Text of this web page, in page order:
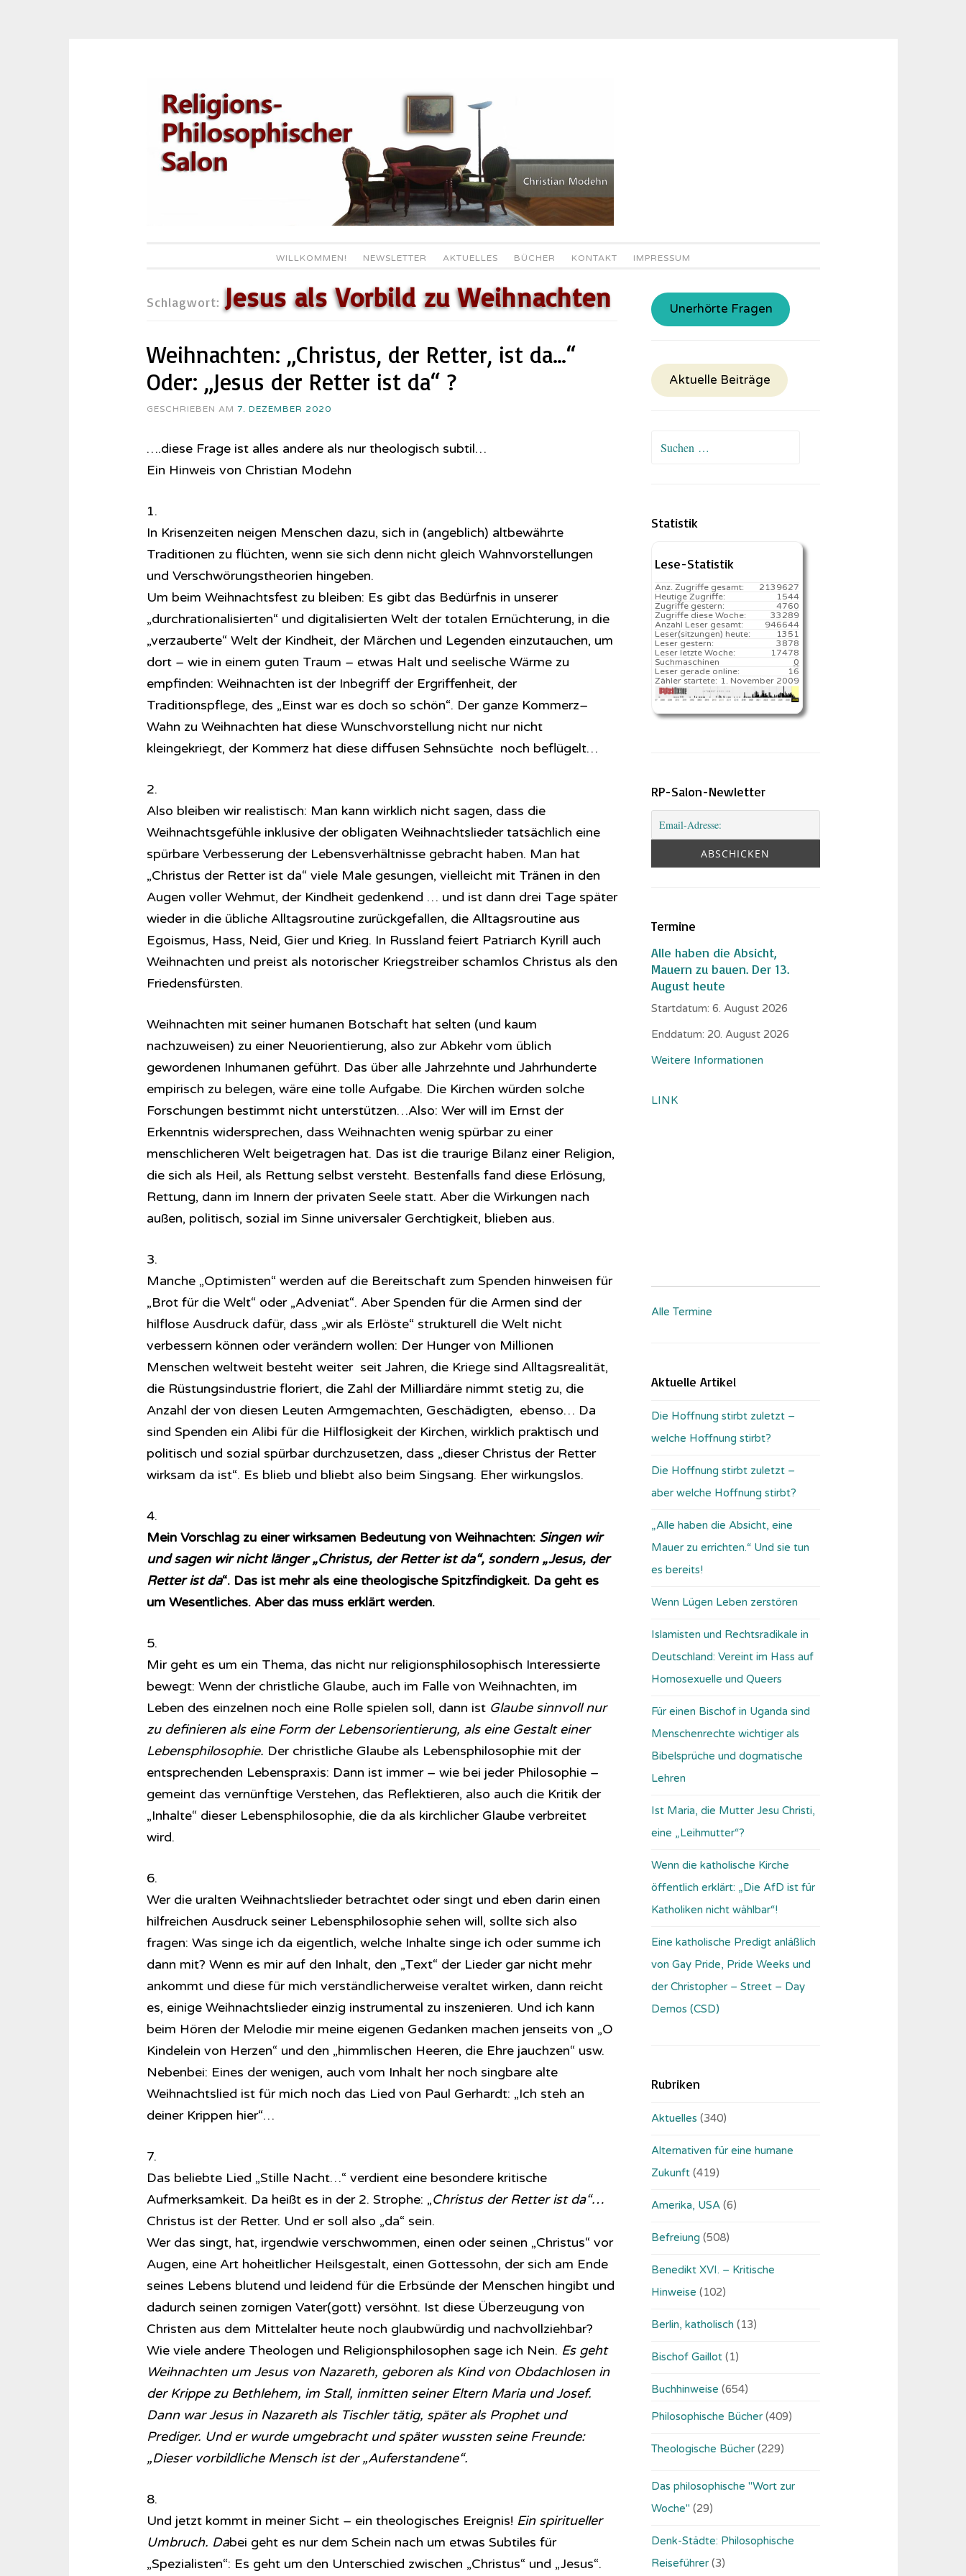
Inhalt
springen
WILLKOMMEN! NEWSLETTER AKTUELLES BÜCHER KONTAKT IMPRESSUM
Schlagwort: Jesus als Vorbild zu Weihnachten
Weihnachten: „Christus, der Retter, ist da…“
Oder: „Jesus der Retter ist da“ ?
GESCHRIEBEN AM 7. DEZEMBER 2020
….diese Frage ist alles andere als nur theologisch subtil…
Ein Hinweis von Christian Modehn
1.
In Krisenzeiten neigen Menschen dazu, sich in (angeblich) altbewährte
Traditionen zu flüchten, wenn sie sich denn nicht gleich Wahnvorstellungen
und Verschwörungstheorien hingeben.
Um beim Weihnachtsfest zu bleiben: Es gibt das Bedürfnis in unserer
„durchrationalisierten“ und digitalisierten Welt der totalen Ernüchterung, in die
„verzauberte“ Welt der Kindheit, der Märchen und Legenden einzutauchen, um
dort – wie in einem guten Traum – etwas Halt und seelische Wärme zu
empfinden: Weihnachten ist der Inbegriff der Ergriffenheit, der
Traditionspflege, des „Einst war es doch so schön“. Der ganze Kommerz–
Wahn zu Weihnachten hat diese Wunschvorstellung nicht nur nicht
kleingekriegt, der Kommerz hat diese diffusen Sehnsüchte noch beflügelt…
2.
Also bleiben wir realistisch: Man kann wirklich nicht sagen, dass die
Weihnachtsgefühle inklusive der obligaten Weihnachtslieder tatsächlich eine
spürbare Verbesserung der Lebensverhältnisse gebracht haben. Man hat
„Christus der Retter ist da“ viele Male gesungen, vielleicht mit Tränen in den
Augen voller Wehmut, der Kindheit gedenkend … und ist dann drei Tage später
wieder in die übliche Alltagsroutine zurückgefallen, die Alltagsroutine aus
Egoismus, Hass, Neid, Gier und Krieg. In Russland feiert Patriarch Kyrill auch
Weihnachten und preist als notorischer Kriegstreiber schamlos Christus als den
Friedensfürsten.
Weihnachten mit seiner humanen Botschaft hat selten (und kaum
nachzuweisen) zu einer Neuorientierung, also zur Abkehr vom üblich
gewordenen Inhumanen geführt. Das über alle Jahrzehnte und Jahrhunderte
empirisch zu belegen, wäre eine tolle Aufgabe. Die Kirchen würden solche
Forschungen bestimmt nicht unterstützen…Also: Wer will im Ernst der
Erkenntnis widersprechen, dass Weihnachten wenig spürbar zu einer
menschlicheren Welt beigetragen hat. Das ist die traurige Bilanz einer Religion,
die sich als Heil, als Rettung selbst versteht. Bestenfalls fand diese Erlösung,
Rettung, dann im Innern der privaten Seele statt. Aber die Wirkungen nach
außen, politisch, sozial im Sinne universaler Gerchtigkeit, blieben aus.
3.
Manche „Optimisten“ werden auf die Bereitschaft zum Spenden hinweisen für
„Brot für die Welt“ oder „Adveniat“. Aber Spenden für die Armen sind der
hilflose Ausdruck dafür, dass „wir als Erlöste“ strukturell die Welt nicht
verbessern können oder verändern wollen: Der Hunger von Millionen
Menschen weltweit besteht weiter seit Jahren, die Kriege sind Alltagsrealität,
die Rüstungsindustrie floriert, die Zahl der Milliardäre nimmt stetig zu, die
Anzahl der von diesen Leuten Armgemachten, Geschädigten, ebenso… Da
sind Spenden ein Alibi für die Hilflosigkeit der Kirchen, wirklich praktisch und
politisch und sozial spürbar durchzusetzen, dass „dieser Christus der Retter
wirksam da ist“. Es blieb und bliebt also beim Singsang. Eher wirkungslos.
4.
Mein Vorschlag zu einer wirksamen Bedeutung von Weihnachten:Singen wir
und sagen wir nicht länger „Christus, der Retter ist da“, sondern „Jesus, der
Retter ist da“. Das ist mehr als eine theologische Spitzfindigkeit. Da geht es
um Wesentliches. Aber das muss erklärt werden.
5.
Mir geht es um ein Thema, das nicht nur religionsphilosophisch Interessierte
bewegt: Wenn der christliche Glaube, auch im Falle von Weihnachten, im
Leben des einzelnen noch eine Rolle spielen soll, dann ist Glaube sinnvoll nur
zu definieren als eine Form der Lebensorientierung, als eine Gestalt einer
Lebensphilosophie. Der christliche Glaube als Lebensphilosophie mit der
entsprechenden Lebenspraxis: Dann ist immer – wie bei jeder Philosophie –
gemeint das vernünftige Verstehen, das Reflektieren, also auch die Kritik der
„Inhalte“ dieser Lebensphilosophie, die da als kirchlicher Glaube verbreitet
wird.
6.
Wer die uralten Weihnachtslieder betrachtet oder singt und eben darin einen
hilfreichen Ausdruck seiner Lebensphilosophie sehen will, sollte sich also
fragen: Was singe ich da eigentlich, welche Inhalte singe ich oder summe ich
dann mit? Wenn es mir auf den Inhalt, den „Text“ der Lieder gar nicht mehr
ankommt und diese für mich verständlicherweise veraltet wirken, dann reicht
es, einige Weihnachtslieder einzig instrumental zu inszenieren. Und ich kann
beim Hören der Melodie mir meine eigenen Gedanken machen jenseits von „O
Kindelein von Herzen“ und den „himmlischen Heeren, die Ehre jauchzen“ usw.
Nebenbei: Eines der wenigen, auch vom Inhalt her noch singbare alte
Weihnachtslied ist für mich noch das Lied von Paul Gerhardt: „Ich steh an
deiner Krippen hier“…
7.
Das beliebte Lied „Stille Nacht…“ verdient eine besondere kritische
Aufmerksamkeit. Da heißt es in der 2. Strophe: „Christus der Retter ist da“…
Christus ist der Retter. Und er soll also „da“ sein.
Wer das singt, hat, irgendwie verschwommen, einen oder seinen „Christus“ vor
Augen, eine Art hoheitlicher Heilsgestalt, einen Gottessohn, der sich am Ende
seines Lebens blutend und leidend für die Erbsünde der Menschen hingibt und
dadurch seinen zornigen Vater(gott) versöhnt. Ist diese Überzeugung von
Christen aus dem Mittelalter heute noch glaubwürdig und nachvollziehbar?
Wie viele andere Theologen und Religionsphilosophen sage ich Nein. Es geht
Weihnachten um Jesus von Nazareth, geboren als Kind von Obdachlosen in
der Krippe zu Bethlehem, im Stall, inmitten seiner Eltern Maria und Josef.
Dann war Jesus in Nazareth als Tischler tätig, später als Prophet und
Prediger. Und er wurde umgebracht und später wussten seine Freunde:
„Dieser vorbildliche Mensch ist der „Auferstandene“.
8.
Und jetzt kommt in meiner Sicht – ein theologisches Ereignis! Ein spiritueller
Umbruch. Dabei geht es nur dem Schein nach um etwas Subtiles für
„Spezialisten“: Es geht um den Unterschied zwischen „Christus“ und „Jesus“.
Unerhörte Fragen
Aktuelle Beiträge
Suchen
Statistik
Lese-Statistik
2139627
Anz. Zugriffe gesamt:
1544
Heutige Zugriffe:
4760
Zugriffe gestern:
33289
Zugriffe diese Woche:
946644
Anzahl Leser gesamt:
1351️
Leser(sitzungen) heute:
3878
Leser gestern:
17478️
Leser letzte Woche:
0
Suchmaschinen
16
Leser gerade online:
1. November 2009
Zähler startete:
RP-Salon-Newletter
Termine
Alle haben die Absicht,
Mauern zu bauen. Der 13.
August heute
Startdatum:6. August 2026
Enddatum: 20. August 2026
Weitere Informationen
LINK
Alle Termine
Aktuelle Artikel
Die Hoffnung stirbt zuletzt –
welche Hoffnung stirbt?
Die Hoffnung stirbt zuletzt –
aber welche Hoffnung stirbt?
„Alle haben die Absicht, eine
Mauer zu errichten.“ Und sie tun
es bereits!
Wenn Lügen Leben zerstören
Islamisten und Rechtsradikale in
Deutschland: Vereint im Hass auf
Homosexuelle und Queers
Für einen Bischof in Uganda sind
Menschenrechte wichtiger als
Bibelsprüche und dogmatische
Lehren
Ist Maria, die Mutter Jesu Christi,
eine „Leihmutter“?
Wenn die katholische Kirche
öffentlich erklärt: „Die AfD ist für
Katholiken nicht wählbar“!
Eine katholische Predigt anläßlich
von Gay Pride, Pride Weeks und
der Christopher – Street – Day
Demos (CSD)
Rubriken
Aktuelles (340)
Alternativen für eine humane
Zukunft (419)
Amerika, USA (6)
Befreiung (508)
Benedikt XVI. – Kritische
Hinweise (102)
Berlin, katholisch (13)
Bischof Gaillot (1)
Buchhinweise (654)
Philosophische Bücher (409)
Theologische Bücher (229)
Das philosophische "Wort zur
Woche" (29)
Denk-Städte: Philosophische
Reiseführer (3)